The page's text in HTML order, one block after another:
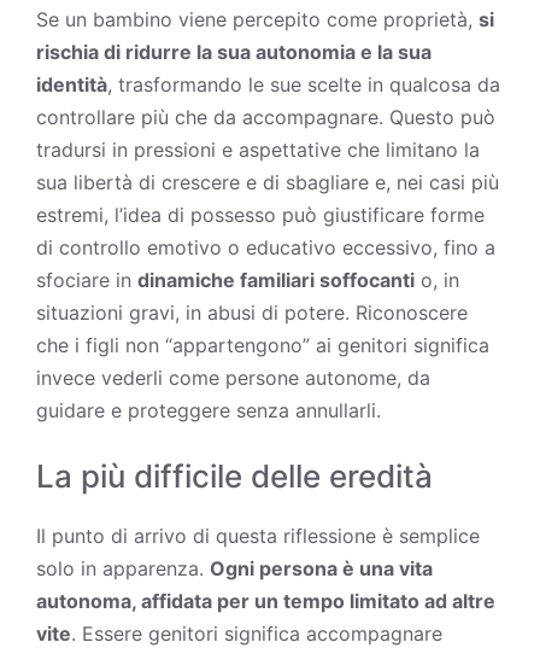
Se un bambino viene percepito come proprietà, si
rischia di ridurre la sua autonomia e la sua
identità, trasformando le sue scelte in qualcosa da
controllare più che da accompagnare. Questo può
tradursi in pressioni e aspettative che limitano la
sua libertà di crescere e di sbagliare e, nei casi più
estremi, l’idea di possesso può giustificare forme
di controllo emotivo o educativo eccessivo, fino a
sfociare in dinamiche familiari soffocanti o, in
situazioni gravi, in abusi di potere. Riconoscere
che i figli non “appartengono” ai genitori significa
invece vederli come persone autonome, da
guidare e proteggere senza annullarli.
La più difficile delle eredità
Il punto di arrivo di questa riflessione è semplice
solo in apparenza. Ogni persona è una vita
autonoma, affidata per un tempo limitato ad altre
vite. Essere genitori significa accompagnare